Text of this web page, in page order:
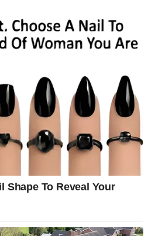
vam život šalje.
pokažu svoje kvalitete i privuku